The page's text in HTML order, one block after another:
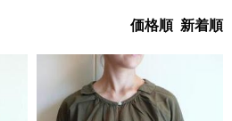
価格順 新着順